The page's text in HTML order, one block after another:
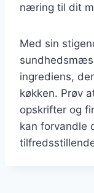
næring til dit
Med sin
ingrediens,
køkken. Prøv
opskrifter og
kan forvandle